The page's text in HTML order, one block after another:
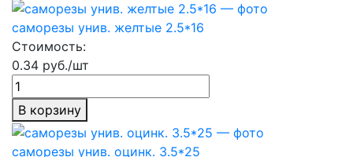
саморезы унив. желтые 2.5*16
Стоимость:
0.34 руб./шт
В корзину
саморезы унив. оцинк. 3.5*25